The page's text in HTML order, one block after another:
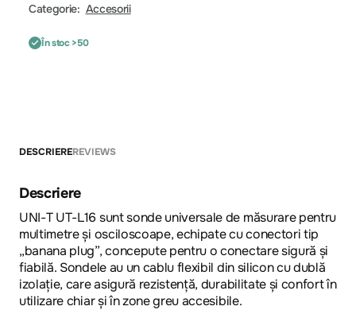
Categorie: Accesorii
În stoc >50
DESCRIEREREVIEWS
Descriere
UNI-T UT-L16 sunt sonde universale de măsurare pentru
multimetre și osciloscoape, echipate cu conectori tip
„banana plug”, concepute pentru o conectare sigură și
fiabilă. Sondele au un cablu flexibil din silicon cu dublă
izolație, care asigură rezistență, durabilitate și confort în
utilizare chiar și în zone greu accesibile.